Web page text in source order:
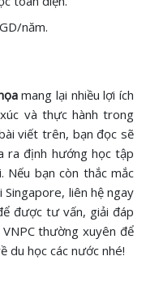
năm.
mang lại nhiều lợi ích
và thực hành trong
viết trên, bạn đọc sẽ
ra định hướng học tập
bạn còn thắc mắc
Singapore, liên hệ ngay
được tư vấn, giải đáp
thường xuyên để
du học các nước nhé!